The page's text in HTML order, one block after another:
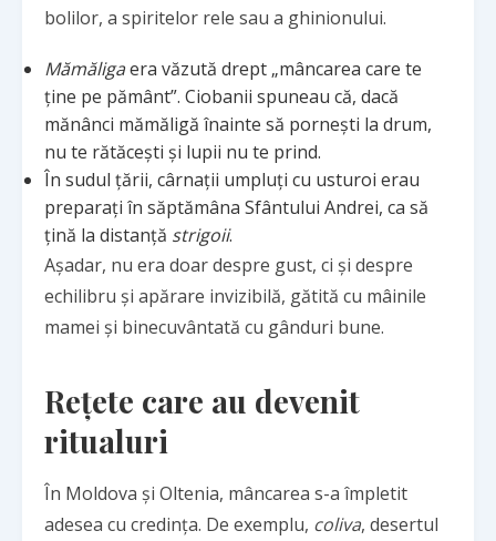
bolilor, a spiritelor rele sau a ghinionului.
Mămăligaera văzută drept „mâncarea care te
ține pe pământ”. Ciobanii spuneau că, dacă
mănânci mămăligă înainte să pornești la drum,
nu te rătăcești și lupii nu te prind.
În sudul țării, cârnații umpluți cu usturoi erau
preparați în săptămâna Sfântului Andrei, ca să
țină la distanță strigoii.
Așadar, nu era doar despre gust, ci și despre
echilibru și apărare invizibilă, gătită cu mâinile
mamei și binecuvântată cu gânduri bune.
Rețete care au devenit
ritualuri
În Moldova și Oltenia, mâncarea s-a împletit
adesea cu credința. De exemplu, coliva, desertul